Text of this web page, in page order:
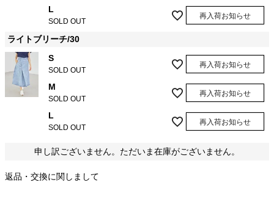
L
SOLD OUT
再入荷お知らせ
ライトブリーチ/30
S
SOLD OUT
再入荷お知らせ
M
SOLD OUT
再入荷お知らせ
L
SOLD OUT
再入荷お知らせ
申し訳ございません。ただいま在庫がございません。
返品・交換に関しまして